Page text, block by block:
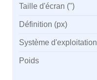
Taille d'écran (")
Définition (px)
Système d'exploitation
Poids